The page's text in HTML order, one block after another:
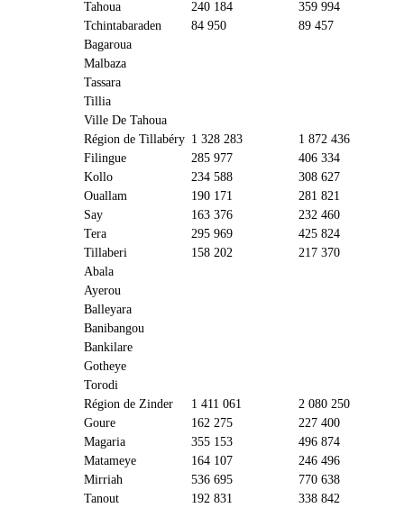
Tahoua
240 184
359 994
Tchintabaraden
84 950
89 457
Bagaroua
Malbaza
Tassara
Tillia
Ville De Tahoua
Région de Tillabéry 1 328 283
1 872 436
Filingue
285 977
406 334
Kollo
234 588
308 627
Ouallam
190 171
281 821
Say
163 376
232 460
Tera
295 969
425 824
Tillaberi
158 202
217 370
Abala
Ayerou
Balleyara
Banibangou
Bankilare
Gotheye
Torodi
Région de Zinder
1 411 061
2 080 250
Goure
162 275
227 400
Magaria
355 153
496 874
Matameye
164 107
246 496
Mirriah
536 695
770 638
Tanout
192 831
338 842